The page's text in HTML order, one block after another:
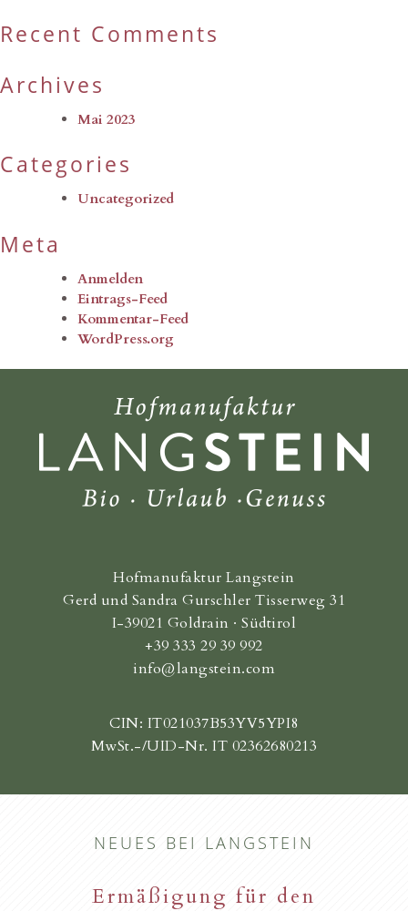
Recent Comments
Archives
Mai 2023
Categories
Uncategorized
Meta
Anmelden
Eintrags-Feed
Kommentar-Feed
WordPress.org
Hofmanufaktur Langstein
Gerd und Sandra Gurschler Tisserweg 31
I-39021 Goldrain · Südtirol
+39 333 29 39 992
info@langstein.com
CIN: IT021037B53YV5YPI8
MwSt.-/UID-Nr. IT 02362680213
NEUES BEI LANGSTEIN
Ermäßigung für den